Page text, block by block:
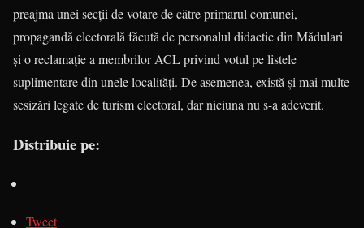
preajma unei secții de votare de către primarul comunei,
propagandă electorală făcută de personalul didactic din Mădulari
și o reclamație a membrilor ACL privind votul pe listele
suplimentare din unele localități. De asemenea, există și mai multe
sesizări legate de turism electoral, dar niciuna nu s-a adeverit.
Distribuie pe:
Tweet